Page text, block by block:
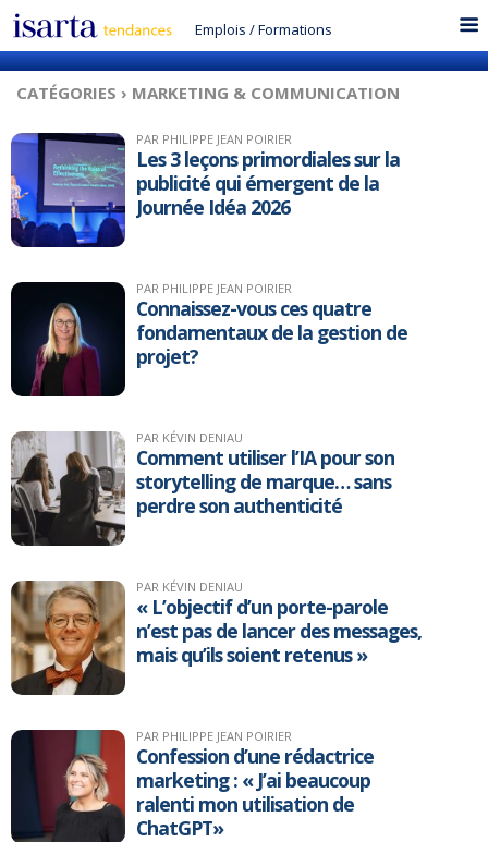
Emplois /Formations
CATÉGORIES › MARKETING & COMMUNICATION
PAR PHILIPPE JEAN POIRIER
Les 3 leçons primordiales sur la
publicité qui émergent de la
Journée Idéa 2026
PAR PHILIPPE JEAN POIRIER
Connaissez-vous ces quatre
fondamentaux de la gestion de
projet?
PAR KÉVIN DENIAU
Comment utiliser l’IA pour son
storytelling de marque… sans
perdre son authenticité
PAR KÉVIN DENIAU
« L’objectif d’un porte-parole
n’est pas de lancer des messages,
mais qu’ils soient retenus »
PAR PHILIPPE JEAN POIRIER
Confession d’une rédactrice
marketing : « J’ai beaucoup
ralenti mon utilisation de
ChatGPT»